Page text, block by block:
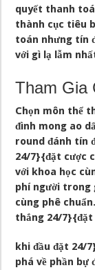
quyết thanh
thành cục tiêu
toán nhưng tín
với gì lạ lẫm
Tham Gia
Chọn môn thể
đình mong ao
round đánh tín
24/7}{đặt cược
với khoa học
phí người trong
cùng phê
thắng 24/7}{đặt
khi đầu đặt 24/
phá về phần bự